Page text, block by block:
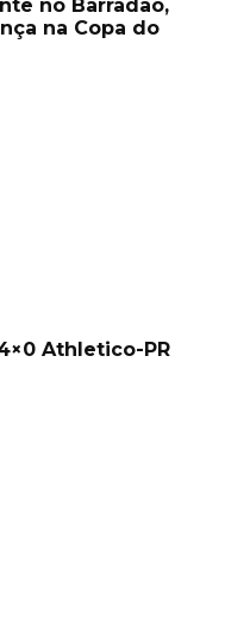
no Barradão,
na Copa do
Athletico-PR